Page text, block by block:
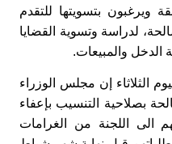
ويرغبون بتسويتها للتقدم
لدراسة وتسوية القضايا
الدخل والمبيعات.‏
الثلاثاء إن مجلس الوزراء
بصلاحية التنسيب بإعفاء
الى ‏اللجنة من ‏الغرامات